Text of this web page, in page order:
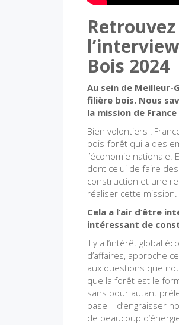
Bois 2024
Au sein de
filière bois. Nous
la mission de
Bien volontiers !
bois-forêt qui a des
l’économie
dont celui de faire
construction et une
réaliser cette mission.
Cela a l’air d’être
intéressant de
Il y a l’intérêt global
d’affaires, approche
aux questions que
que la forêt est le
sans pour autant
base – d’engraisser
de beaucoup